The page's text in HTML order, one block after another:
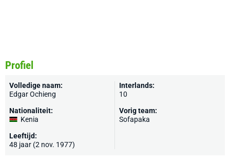
Profiel
Volledige naam:
Edgar Ochieng
Nationaliteit:
Kenia
Leeftijd:
48 jaar (2 nov. 1977)
Interlands:
10
Vorig team:
Sofapaka